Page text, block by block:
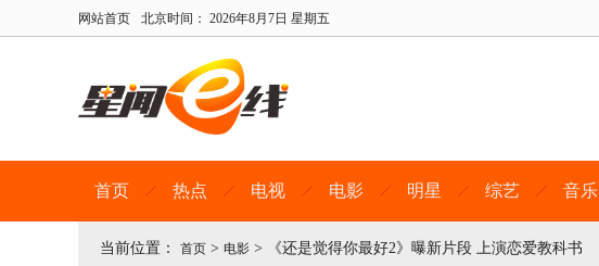
网站首页 北京时间： 2026年8月7日 星期五
首页 热点 电视 电影 明星 综艺 音乐
当前位置： 首页 > 电影 > 《还是觉得你最好2》曝新片段 上演恋爱教科书